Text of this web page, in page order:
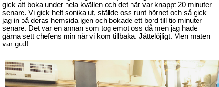
gick att boka under hela kvällen och det här var knappt 20 minuter
senare. Vi gick helt sonika ut, ställde oss runt hörnet och så gick
jag in på deras hemsida igen och bokade ett bord till tio minuter
senare. Det var en annan som tog emot oss då men jag hade
gärna sett chefens min när vi kom tillbaka. Jättelöjligt. Men maten
var god!